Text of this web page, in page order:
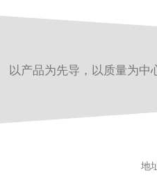
以产品为先导，以质量为
地